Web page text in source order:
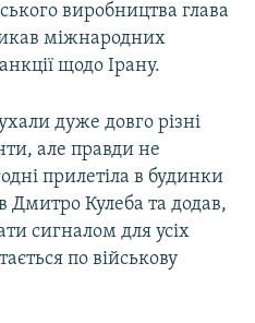
виробництва глава
міжнародних
щодо Ірану.
дуже довго різні
але правди не
прилетіла в будинки
Дмитро Кулеба та додав,
сигналом для усіх
по військову